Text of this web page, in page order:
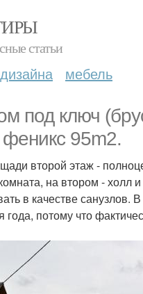
статьи
мебель
под ключ
95m2.
второй этаж -
на втором - холл
в качестве санузлов.
потому что